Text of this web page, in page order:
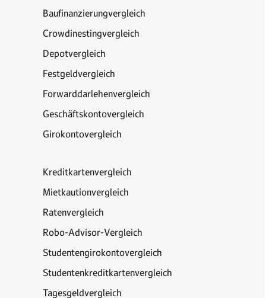
Baufinanzierungvergleich
Crowdinestingvergleich
Depotvergleich
Festgeldvergleich
Forwarddarlehenvergleich
Geschäftskontovergleich
Girokontovergleich
Kreditkartenvergleich
Mietkautionvergleich
Ratenvergleich
Robo-Advisor-Vergleich
Studentengirokontovergleich
Studentenkreditkartenvergleich
Tagesgeldvergleich